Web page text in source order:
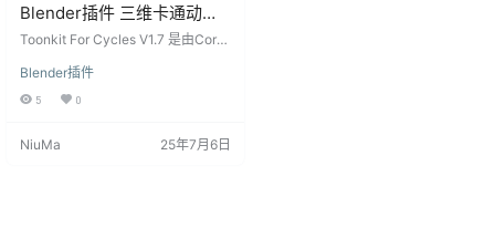
Blender插件 三维卡通动漫
渲染工具 Toonkit For
Toonkit For Cycles V1.7 是由Corg
件，专为使用Cycles进行NPR（No
n-Photorealistic Rendering），PS
解决方案。这个插件在处理动画、
Blender插件
5 0
NiuMa 25年7月6日